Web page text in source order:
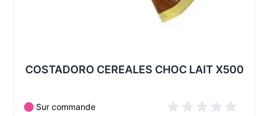
COSTADORO CEREALES CHOC LAIT X500
Sur commande